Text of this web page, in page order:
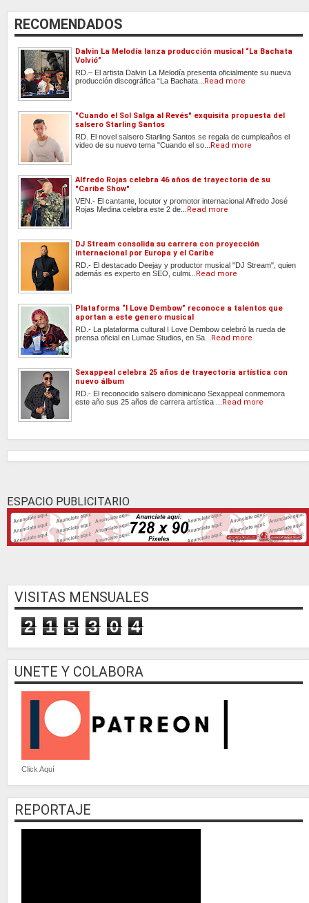
RECOMENDADOS
Dalvin La Melodía lanza producción musical “La Bachata
Volvió”
RD.– El artista Dalvin La Melodía presenta oficialmente su nueva
producción discográfica “La Bachata...
Read more
"Cuando el Sol Salga al Revés" exquisita propuesta del
salsero Starling Santos
RD. El novel salsero Starling Santos se regala de cumpleaños el
video de su nuevo tema "Cuando el so...
Read more
Alfredo Rojas celebra 46 años de trayectoria de su
"Caribe Show"
VEN.- El cantante, locutor y promotor internacional Alfredo José
Rojas Medina celebra este 2 de...
Read more
DJ Stream consolida su carrera con proyección
internacional por Europa y el Caribe
RD.- El destacado Deejay y productor musical "DJ Stream", quien
además es experto en SEO, culmi...
Read more
Plataforma “I Love Dembow” reconoce a talentos que
aportan a este genero musical
RD.- La plataforma cultural I Love Dembow celebró la rueda de
prensa oficial en Lumae Studios, en Sa...
Read more
Sexappeal celebra 25 años de trayectoria artística con
nuevo álbum
RD.- El reconocido salsero dominicano Sexappeal conmemora
este año sus 25 años de carrera artística ...
Read more
ESPACIO PUBLICITARIO
VISITAS MENSUALES
2 1 5 3 0 4
UNETE Y COLABORA
Click Aquí
REPORTAJE